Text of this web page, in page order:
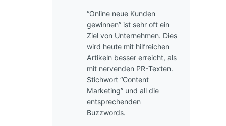
“Online neue Kunden
gewinnen” ist sehr oft ein
Ziel von Unternehmen. Dies
wird heute mit hilfreichen
Artikeln besser erreicht, als
mit nervenden PR-Texten.
Stichwort “Content
Marketing” und all die
entsprechenden
Buzzwords.